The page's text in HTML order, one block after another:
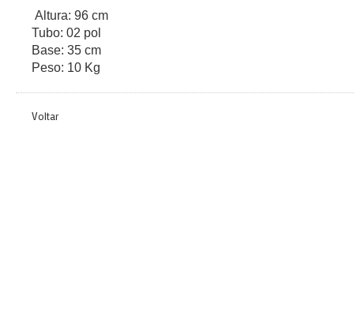
Altura: 96 cm
Tubo: 02 pol
Base: 35 cm
Peso: 10 Kg
Voltar